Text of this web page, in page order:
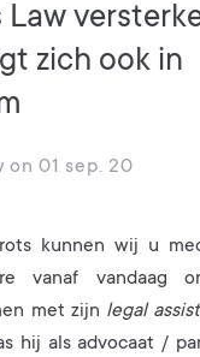
Law
zich ook in
on 01 sep. 20
kunnen wij u
vanaf vandaag
met zijn legal
hij als advocaat /